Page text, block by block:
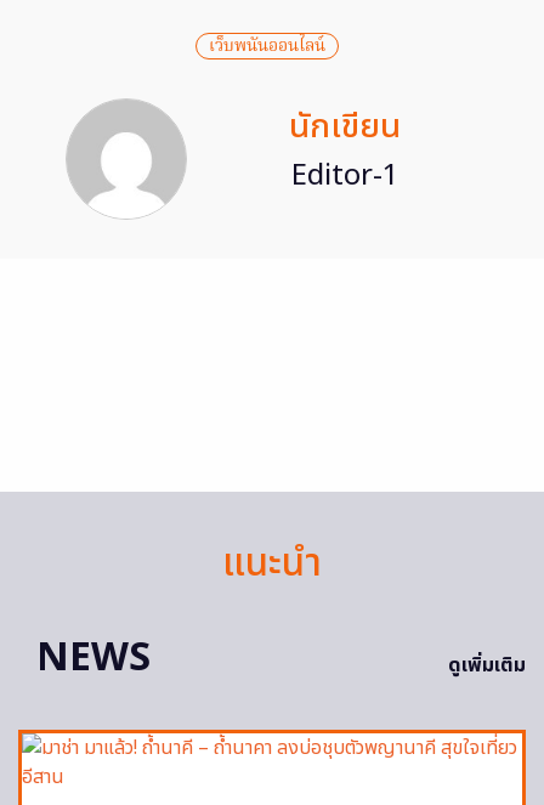
เว็บพนันออนไลน์
นักเขียน
Editor-1
แนะนำ
NEWS
ดูเพิ่มเติม